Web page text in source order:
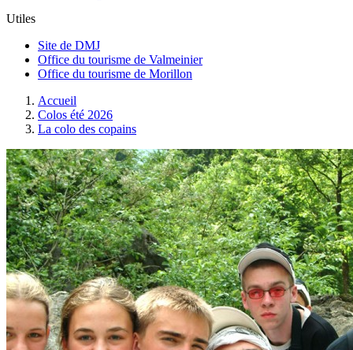
Utiles
Site de DMJ
Office du tourisme de Valmeinier
Office du tourisme de Morillon
Accueil
Colos été 2026
La colo des copains